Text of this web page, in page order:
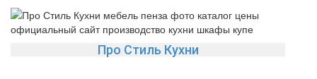
Про Стиль Кухни